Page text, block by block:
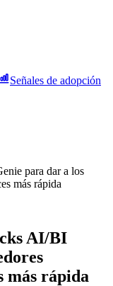
Señales de adopción
para dar a los
más rápida
AI/BI
más rápida